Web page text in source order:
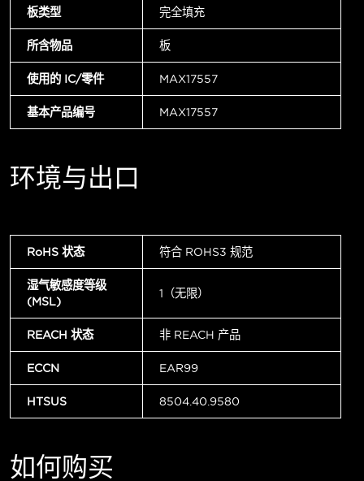
板类型 完全填充
所含物品 板
使用的 IC/零件 MAX17557
基本产品编号 MAX17557
环境与出口
RoHS 状态 符合 ROHS3 规范
湿气敏感度等级
(MSL)
1（无限）
REACH 状态 非 REACH 产品
ECCN EAR99
HTSUS 8504.40.9580
如何购买